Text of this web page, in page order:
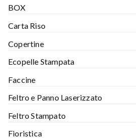
BOX
Carta Riso
Copertine
Ecopelle Stampata
Faccine
Feltro e Panno Laserizzato
Feltro Stampato
Fioristica